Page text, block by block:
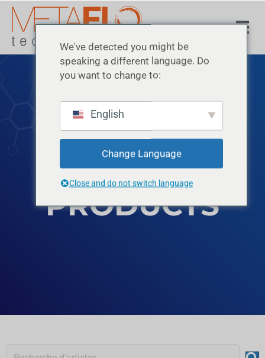
BENTONITE
PRODUCTS
We've detected you might be
speaking a different language. Do
you want to change to:
English
Change Language
Close and do not switch language